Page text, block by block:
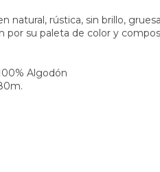
natural, rústica, sin brillo,
por su paleta de color y
Algodón